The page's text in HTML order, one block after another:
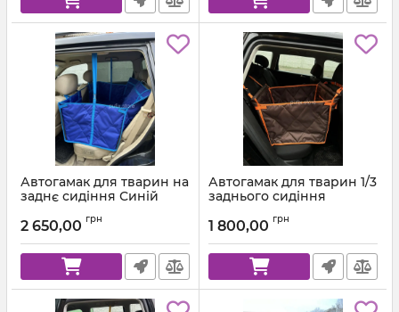
Автогамак для тварин на
заднє сидіння Синій
стропа
2 650,00 грн
Автогамак для тварин 1/3
заднього сидіння
Помаранчева стропа
1 800,00 грн